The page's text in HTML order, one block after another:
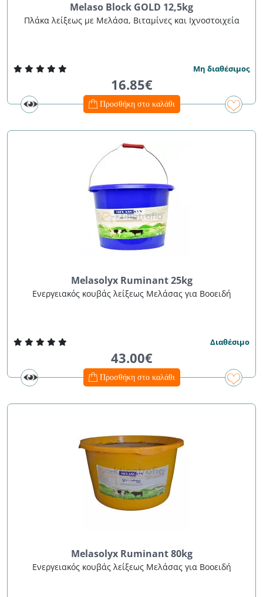
Melaso Block GOLD 12,5kg
Πλάκα λείξεως με Μελάσα, Βιταμίνες και Ιχνοστοιχεία
Μη διαθέσιμος
16.85€
Προσθήκη στο καλάθι
Melasolyx Ruminant 25kg
Ενεργειακός κουβάς λείξεως Μελάσας για Βοοειδή
Διαθέσιμο
43.00€
Προσθήκη στο καλάθι
Melasolyx Ruminant 80kg
Ενεργειακός κουβάς λείξεως Μελάσας για Βοοειδή